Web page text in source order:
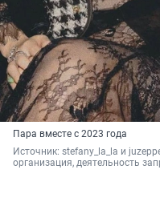
Пара вместе с 2023 года
Источник: stefany_la_la и
организация, деятельность